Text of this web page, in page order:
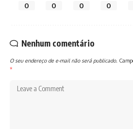
0 0 0 0
Nenhum comentário
O seu endereço de e-mail não será publicado.
*